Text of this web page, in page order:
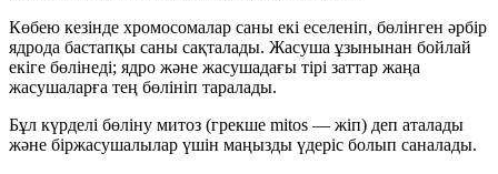
Көбею кезінде хромосомалар саны екі еселеніп, бөлінген әрбір
ядрода бастапқы саны сақталады. Жасуша ұзынынан бойлай
екіге бөлінеді; ядро және жасушадағы тірі заттар жаңа
жасушаларға тең бөлініп таралады.
Бұл күрделі бөліну митоз (грекше mitos — жіп) деп аталады
және біржасушалылар үшін маңызды үдеріс болып саналады.